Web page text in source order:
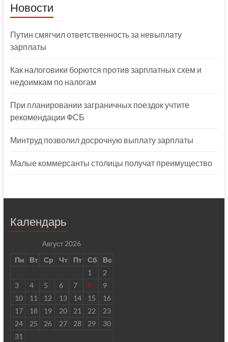
Новости
Путин смягчил ответственность за невыплату
зарплаты
Как налоговики борются против зарплатных схем и
недоимкам по налогам
При планировании заграничных поездок учтите
рекомендации ФСБ
Минтруд позволил досрочную выплату зарплаты
Малые коммерсанты столицы получат преимущество
Календарь
Август 2026
Пн
Вт Ср Чт Пт Сб
Вс
1
2
3
4 5 6 7 8
9
10
11 12 13 14 15
16
17
18 19 20 21 22
23
24
25 26 27 28 29
30
31